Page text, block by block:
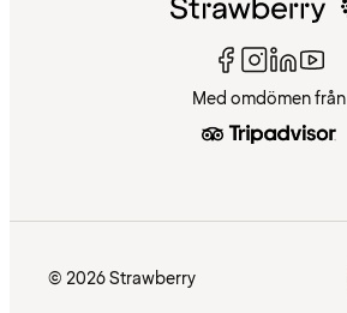
Med omdömen från
© 2026 Strawberry